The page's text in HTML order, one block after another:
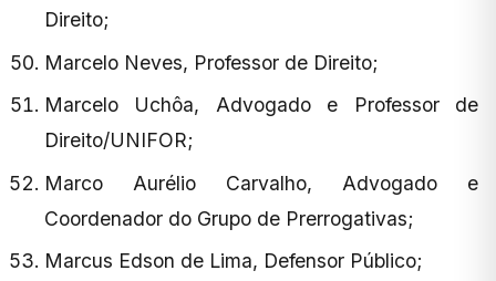
Direito;
Marcelo Neves, Professor de Direito;
Marcelo Uchôa, Advogado e Professor de
Direito/UNIFOR;
Marco Aurélio Carvalho, Advogado e
Coordenador do Grupo de Prerrogativas;
Marcus Edson de Lima, Defensor Público;